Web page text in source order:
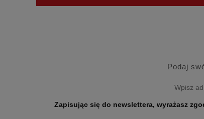
Podaj
Zapisując się do newslettera, wyrażasz zgodę na przetwarzanie Twoich